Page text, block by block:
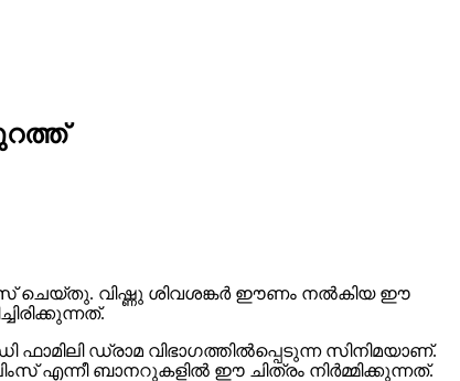
ചെയ്തു. വിഷ്ണു ശിവശങ്കർ ഈണം നൽകിയ ഈ
ഡ്രാമ വിഭാഗത്തിൽപ്പെടുന്ന സിനിമയാണ്.
എന്നീ ബാനറുകളിൽ ഈ ചിത്രം നിർമ്മിക്കുന്നത്.